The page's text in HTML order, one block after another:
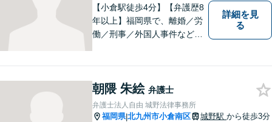
【小倉駅徒歩4分】【弁護歴8
年以上】福岡県で、離婚／労
働／刑事／外国人事件などに
会話のキャッチボールを積み
重ねながら解決へと動いてま
いります。【韓国語対応可】
詳細を見
る
朝隈 朱絵 弁護士
弁護士法人自由 城野法律事務所
福岡県|北九州市小倉南区 城野駅 から徒歩3分